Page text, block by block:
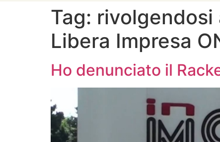
Tag: rivolgendosi
Libera Impresa
Ho denunciato il